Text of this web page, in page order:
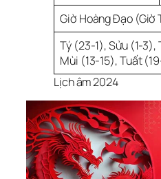
Giờ Hoàng Đạo (Giờ
Tý (23-1), Sửu (1-
Mùi (13-15), Tuất
Lịch âm 2024